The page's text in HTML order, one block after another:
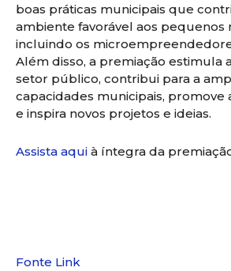
boas práticas municipais que
ambiente favorável aos pequenos
incluindo os
Além disso, a premiação estimula
setor público, contribui para a
capacidades municipais, promove
e inspira novos projetos e ideias.
Assista aqui à íntegra da
Fonte Link